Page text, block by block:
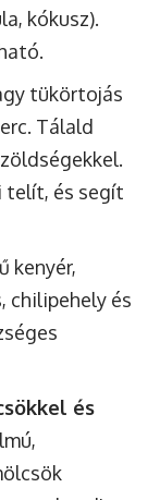
kókusz).
tükörtojás
Tálald
telít, és segít
kenyér,
chilipehely és
és